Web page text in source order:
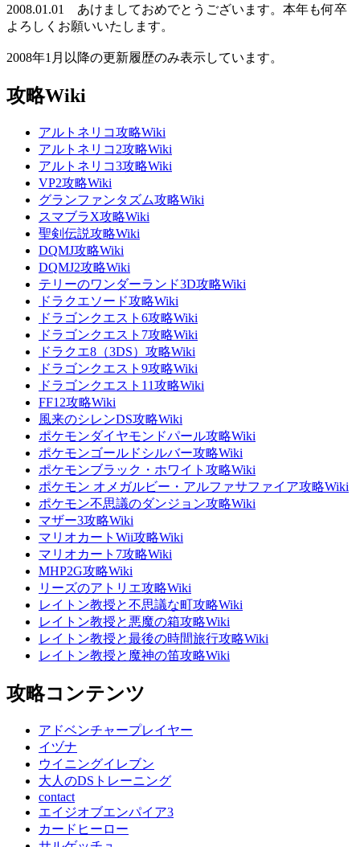
2008.01.01 あけましておめでとうございます。本年も何卒
よろしくお願いいたします。
2008年1月以降の更新履歴のみ表示しています。
攻略Wiki
アルトネリコ攻略Wiki
アルトネリコ2攻略Wiki
アルトネリコ3攻略Wiki
VP2攻略Wiki
グランファンタズム攻略Wiki
スマブラX攻略Wiki
聖剣伝説攻略Wiki
DQMJ攻略Wiki
DQMJ2攻略Wiki
テリーのワンダーランド3D攻略Wiki
ドラクエソード攻略Wiki
ドラゴンクエスト6攻略Wiki
ドラゴンクエスト7攻略Wiki
ドラクエ8（3DS）攻略Wiki
ドラゴンクエスト9攻略Wiki
ドラゴンクエスト11攻略Wiki
FF12攻略Wiki
風来のシレンDS攻略Wiki
ポケモンダイヤモンドパール攻略Wiki
ポケモンゴールドシルバー攻略Wiki
ポケモンブラック・ホワイト攻略Wiki
ポケモン オメガルビー・アルファサファイア攻略Wiki
ポケモン不思議のダンジョン攻略Wiki
マザー3攻略Wiki
マリオカートWii攻略Wiki
マリオカート7攻略Wiki
MHP2G攻略Wiki
リーズのアトリエ攻略Wiki
レイトン教授と不思議な町攻略Wiki
レイトン教授と悪魔の箱攻略Wiki
レイトン教授と最後の時間旅行攻略Wiki
レイトン教授と魔神の笛攻略Wiki
攻略コンテンツ
アドベンチャープレイヤー
イヅナ
ウイニングイレブン
大人のDSトレーニング
contact
エイジオブエンパイア3
カードヒーロー